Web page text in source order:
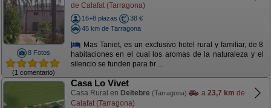
8 Fotos
(1 comentario)
de Calafat (Tarragona)
16+8 plazas
38 €
45 km de Tarragona
Mas Taniet, es un exclusivo hotel rural y familiar, de 8
habitaciones en el cual los aromas de la naturaleza y el
silencio se funden para br ...
Casa Lo Vivet
Casa Rural en Deltebre (Tarragona) a 23,7 km de
Calafat (Tarragona)